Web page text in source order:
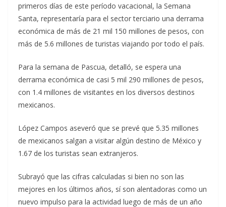
primeros días de este período vacacional, la Semana
Santa, representaría para el sector terciario una derrama
económica de más de 21 mil 150 millones de pesos, con
más de 5.6 millones de turistas viajando por todo el país.
Para la semana de Pascua, detalló, se espera una
derrama económica de casi 5 mil 290 millones de pesos,
con 1.4 millones de visitantes en los diversos destinos
mexicanos.
López Campos aseveró que se prevé que 5.35 millones
de mexicanos salgan a visitar algún destino de México y
1.67 de los turistas sean extranjeros.
Subrayó que las cifras calculadas si bien no son las
mejores en los últimos años, sí son alentadoras como un
nuevo impulso para la actividad luego de más de un año